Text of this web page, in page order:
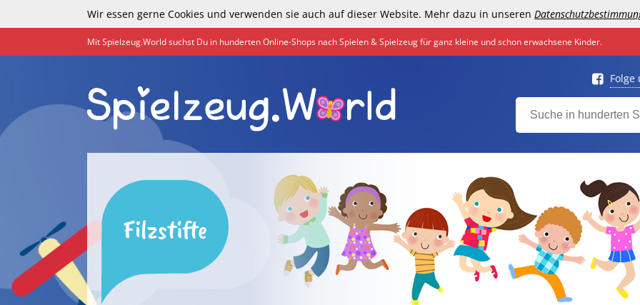
Wir essen gerne Cookies und verwenden sie auch auf dieser Website. Mehr dazu in unseren
Mit Spielzeug.World suchst Du in hunderten Online-Shops nach Spielen & Spielzeug für ganz kleine und schon erwachsene Kinder.
Folge
Filzstifte